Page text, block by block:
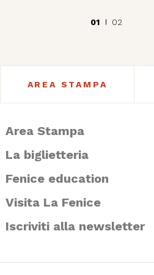
01 02
AREA STAMPA
Area Stampa
La biglietteria
Fenice education
Visita La Fenice
Iscriviti alla newsletter